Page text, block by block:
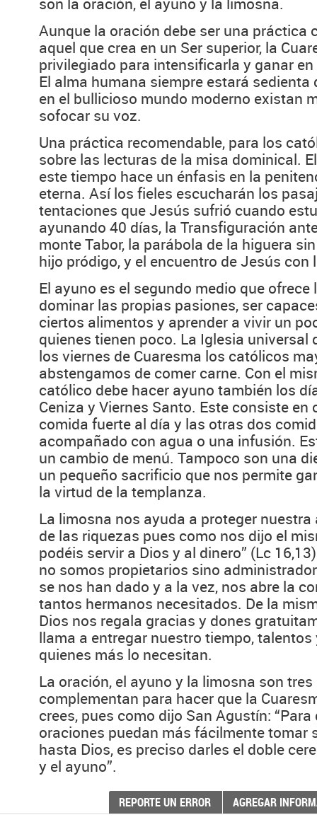
Aunque la oración debe ser una práctica
aquel que crea en un Ser superior, la
privilegiado para intensificarla y ganar
El alma humana siempre estará sedienta
en el bullicioso mundo moderno existan
sofocar su voz.
Una práctica recomendable, para los
sobre las lecturas de la misa dominical.
este tiempo hace un énfasis en la
eterna. Así los fieles escucharán los
tentaciones que Jesús sufrió cuando
ayunando 40 días, la Transfiguración
monte Tabor, la parábola de la higuera
hijo pródigo, y el encuentro de Jesús con
El ayuno es el segundo medio que ofrece
dominar las propias pasiones, ser
ciertos alimentos y aprender a vivir un
quienes tienen poco. La Iglesia universal
los viernes de Cuaresma los católicos
abstengamos de comer carne. Con el
católico debe hacer ayuno también los
Ceniza y Viernes Santo. Este consiste en
comida fuerte al día y las otras dos
acompañado con agua o una infusión.
un cambio de menú. Tampoco son una
un pequeño sacrificio que nos permite
la virtud de la templanza.
La limosna nos ayuda a proteger
de las riquezas pues como nos dijo el
podéis servir a Dios y al dinero” (Lc
no somos propietarios sino
se nos han dado y a la vez, nos abre la
tantos hermanos necesitados. De la
Dios nos regala gracias y dones
llama a entregar nuestro tiempo,
quienes más lo necesitan.
La oración, el ayuno y la limosna son
complementan para hacer que la
crees, pues como dijo San Agustín:
oraciones puedan más fácilmente tomar
hasta Dios, es preciso darles el doble
y el ayuno”.
REPORTE UN ERROR AGREGAR